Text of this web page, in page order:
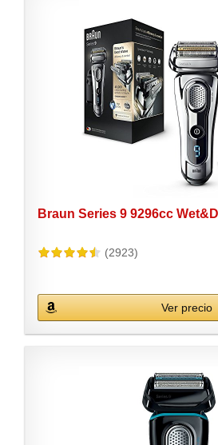
Braun Series 9 9296cc
(2923)
Ver precio